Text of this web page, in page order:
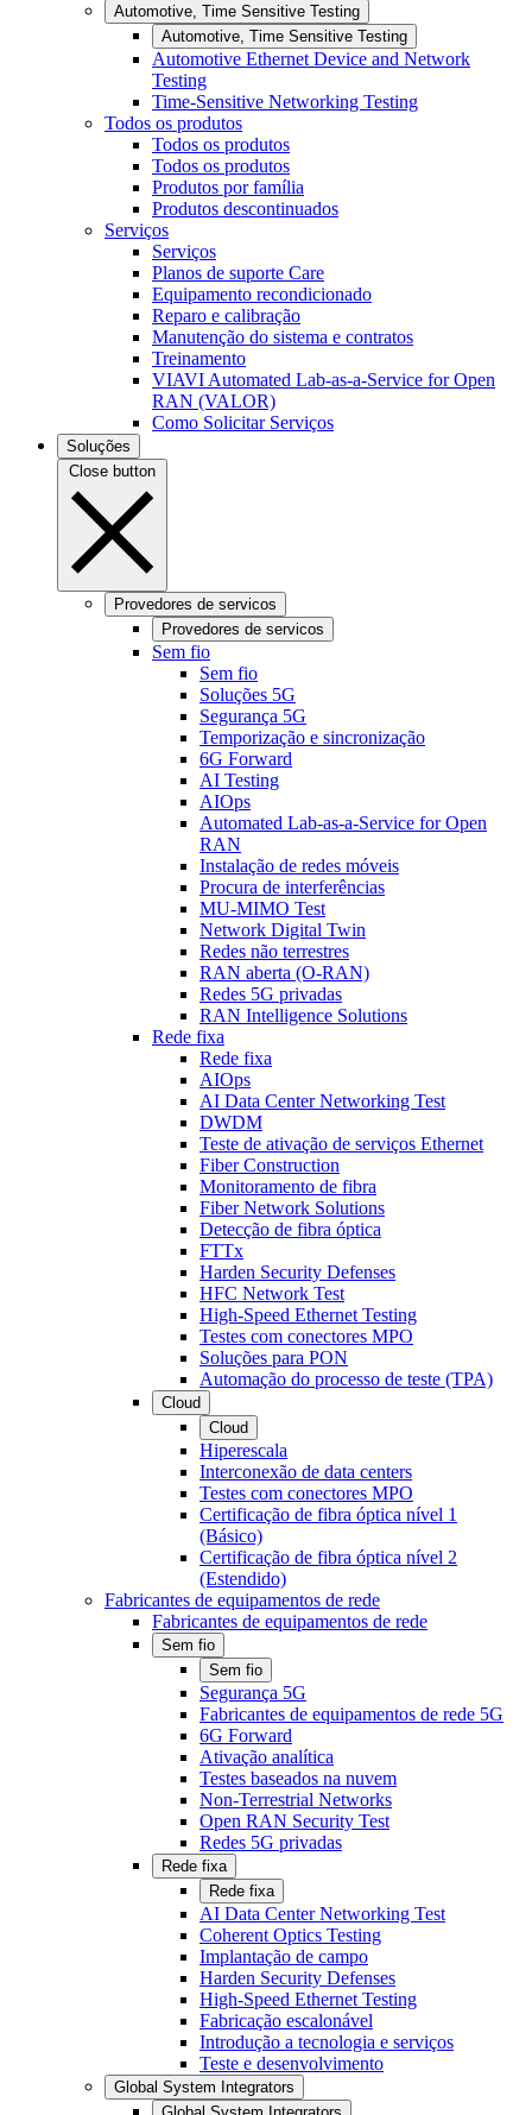
Automotive, Time Sensitive Testing
Automotive, Time Sensitive Testing
Automotive Ethernet Device and Network
Testing
Time-Sensitive Networking Testing
Todos os produtos
Todos os produtos
Todos os produtos
Produtos por família
Produtos descontinuados
Serviços
Serviços
Planos de suporte Care
Equipamento recondicionado
Reparo e calibração
Manutenção do sistema e contratos
Treinamento
VIAVI Automated Lab-as-a-Service for Open
RAN (VALOR)
Como Solicitar Serviços
Soluções
Close button
Provedores de servicos
Provedores de servicos
Sem fio
Sem fio
Soluções 5G
Segurança 5G
Temporização e sincronização
6G Forward
AI Testing
AIOps
Automated Lab-as-a-Service for Open
RAN
Instalação de redes móveis
Procura de interferências
MU-MIMO Test
Network Digital Twin
Redes não terrestres
RAN aberta (O-RAN)
Redes 5G privadas
RAN Intelligence Solutions
Rede fixa
Rede fixa
AIOps
AI Data Center Networking Test
DWDM
Teste de ativação de serviços Ethernet
Fiber Construction
Monitoramento de fibra
Fiber Network Solutions
Detecção de fibra óptica
FTTx
Harden Security Defenses
HFC Network Test
High-Speed Ethernet Testing
Testes com conectores MPO
Soluções para PON
Automação do processo de teste (TPA)
Cloud
Cloud
Hiperescala
Interconexão de data centers
Testes com conectores MPO
Certificação de fibra óptica nível 1
(Básico)
Certificação de fibra óptica nível 2
(Estendido)
Fabricantes de equipamentos de rede
Fabricantes de equipamentos de rede
Sem fio
Sem fio
Segurança 5G
Fabricantes de equipamentos de rede 5G
6G Forward
Ativação analítica
Testes baseados na nuvem
Non-Terrestrial Networks
Open RAN Security Test
Redes 5G privadas
Rede fixa
Rede fixa
AI Data Center Networking Test
Coherent Optics Testing
Implantação de campo
Harden Security Defenses
High-Speed Ethernet Testing
Fabricação escalonável
Introdução a tecnologia e serviços
Teste e desenvolvimento
Global System Integrators